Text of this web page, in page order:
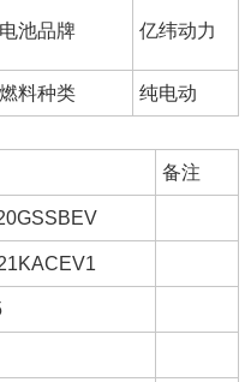
电池品牌 亿纬动力
燃料种类
纯电动
备注